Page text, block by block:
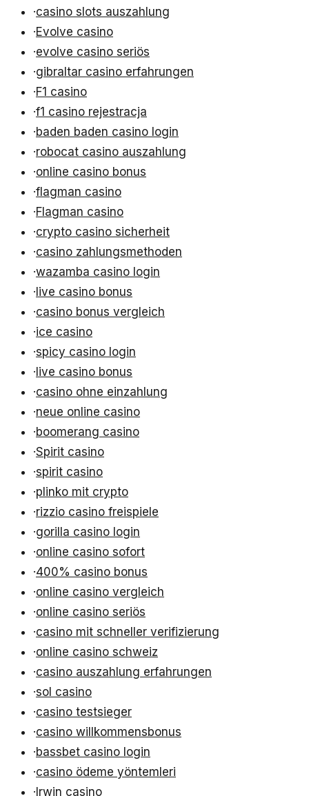
·casino slots auszahlung
·Evolve casino
·evolve casino seriös
·gibraltar casino erfahrungen
·F1 casino
·f1 casino rejestracja
·baden baden casino login
·robocat casino auszahlung
·online casino bonus
·flagman casino
·Flagman casino
·crypto casino sicherheit
·casino zahlungsmethoden
·wazamba casino login
·live casino bonus
·casino bonus vergleich
·ice casino
·spicy casino login
·live casino bonus
·casino ohne einzahlung
·neue online casino
·boomerang casino
·Spirit casino
·spirit casino
·plinko mit crypto
·rizzio casino freispiele
·gorilla casino login
·online casino sofort
·400% casino bonus
·online casino vergleich
·online casino seriös
·casino mit schneller verifizierung
·online casino schweiz
·casino auszahlung erfahrungen
·sol casino
·casino testsieger
·casino willkommensbonus
·bassbet casino login
·casino ödeme yöntemleri
·Irwin casino